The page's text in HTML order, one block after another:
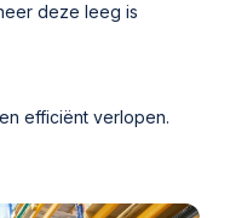
deze leeg is
efficiënt verlopen.